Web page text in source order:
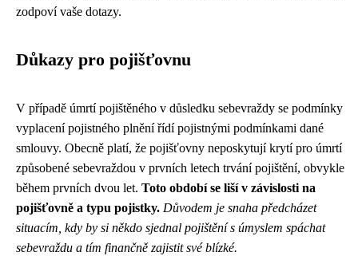
zodpoví vaše dotazy.
Důkazy pro pojišťovnu
V případě úmrtí pojištěného v důsledku sebevraždy se podmínky
vyplacení pojistného plnění řídí pojistnými podmínkami dané
smlouvy. Obecně platí, že pojišťovny neposkytují krytí pro úmrtí
způsobené sebevraždou v prvních letech trvání pojištění, obvykle
během prvních dvou let. Toto období se liší v závislosti na
pojišťovně a typu pojistky. Důvodem je snaha předcházet
situacím, kdy by si někdo sjednal pojištění s úmyslem spáchat
sebevraždu a tím finančně zajistit své blízké.